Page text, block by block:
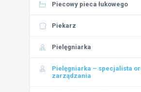
Piecowy pieca łukowego
Piekarz
Pielęgniarka
Pielęgniarka – specjalista
zarządzania